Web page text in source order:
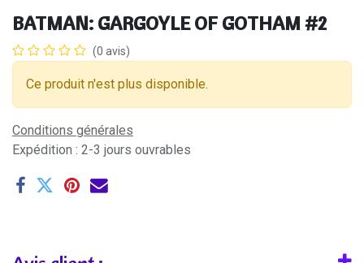
BATMAN: GARGOYLE OF GOTHAM #2
(0 avis)
Ce produit n'est plus disponible.
Conditions générales
Expédition : 2-3 jours ouvrables